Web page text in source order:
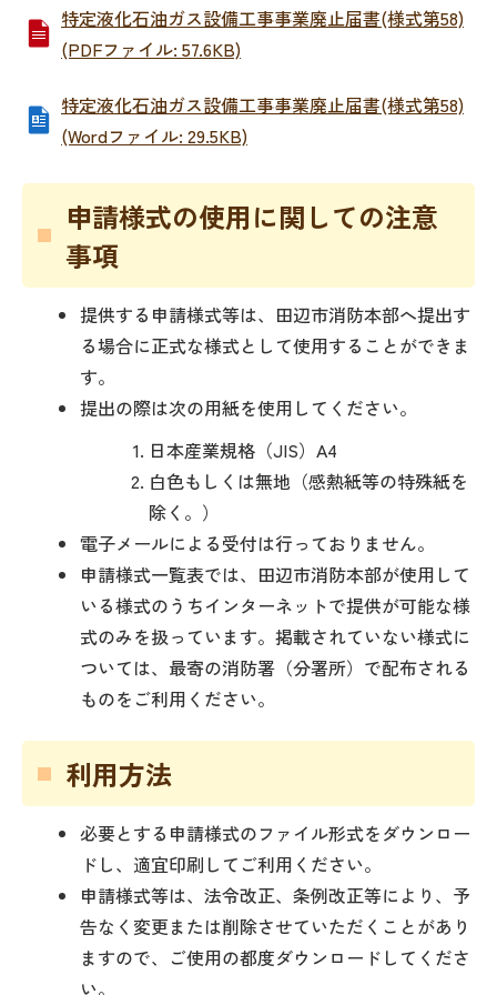
特定液化石油ガス設備工事事業廃止届書(様式第58)
(PDFファイル: 57.6KB)
特定液化石油ガス設備工事事業廃止届書(様式第58)
(Wordファイル: 29.5KB)
申請様式の使用に関しての注意
事項
提供する申請様式等は、田辺市消防本部へ提出す
る場合に正式な様式として使用することができま
す。
提出の際は次の用紙を使用してください。
日本産業規格（JIS）A4
白色もしくは無地（感熱紙等の特殊紙を
除く。）
電子メールによる受付は行っておりません。
申請様式一覧表では、田辺市消防本部が使用して
いる様式のうちインターネットで提供が可能な様
式のみを扱っています。掲載されていない様式に
ついては、最寄の消防署（分署所）で配布される
ものをご利用ください。
利用方法
必要とする申請様式のファイル形式をダウンロー
ドし、適宜印刷してご利用ください。
申請様式等は、法令改正、条例改正等により、予
告なく変更または削除させていただくことがあり
ますので、ご使用の都度ダウンロードしてくださ
い。